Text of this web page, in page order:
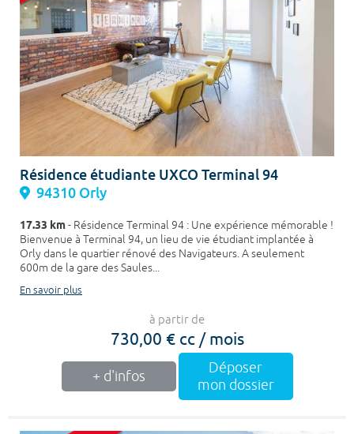
Résidence étudiante UXCO Terminal 94
94310 Orly
17.33 km- Résidence Terminal 94 : Une expérience mémorable !
Bienvenue à Terminal 94, un lieu de vie étudiant implantée à
Orly dans le quartier rénové des Navigateurs. A seulement
600m de la gare des Saules...
En savoir plus
à partir de
730,00 € cc / mois
+ d'infos
Déposer
mon dossier